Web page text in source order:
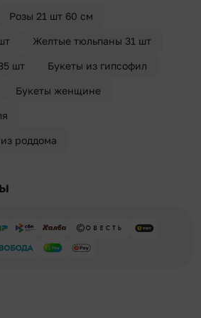
Розы 21 шт 60 см
Желтые тюльпаны 31 шт
шт Букеты из гипсофил
Букеты женщине
роддома